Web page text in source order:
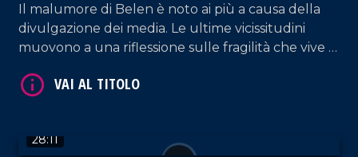
Il malumore di Belen è noto ai più a causa della
divulgazione dei media. Le ultime vicissitudini
muovono a una riflessione sulle fragilità che vive la
soldi. Ne parliamo con Alfonso Amendola, docente
Cosenza.
28:11